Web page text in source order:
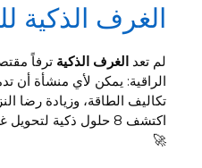
الغرف الذكية
لم تعد الغرف الذكية ترفاً
الراقية: يمكن لأي منشأة أن
تكاليف الطاقة، وزيادة رضا
اكتشف 8 حلول ذكية
🚀